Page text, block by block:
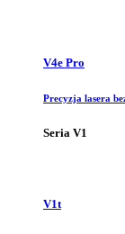
V4e Pro
Precyzja lasera
Seria V1
V1t